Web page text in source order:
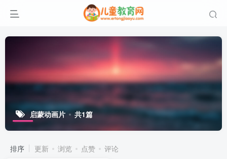
启蒙动画片 共1篇
排序 更新 浏览 点赞 评论